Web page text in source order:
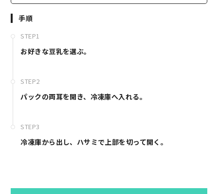
手順
STEP1
お好きな豆乳を選ぶ。
STEP2
パックの両耳を開き、冷凍庫へ入れる。
STEP3
冷凍庫から出し、ハサミで上部を切って開く。